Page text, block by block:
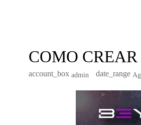
COMO
account_box Admin date_range